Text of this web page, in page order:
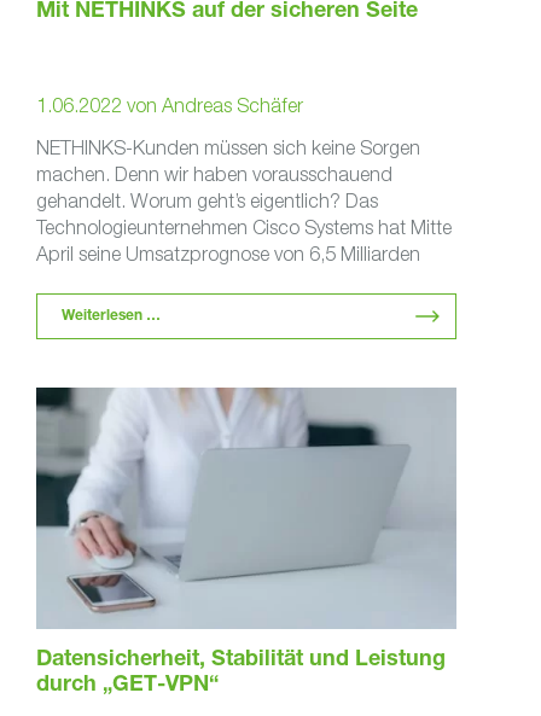
Mit NETHINKS auf der sicheren Seite
1.06.2022 von Andreas Schäfer
NETHINKS-Kunden müssen sich keine Sorgen
machen. Denn wir haben vorausschauend
gehandelt. Worum geht’s eigentlich? Das
Technologieunternehmen Cisco Systems hat Mitte
April seine Umsatzprognose von 6,5 Milliarden
Weiterlesen …
Datensicherheit, Stabilität und Leistung
durch „GET-VPN“